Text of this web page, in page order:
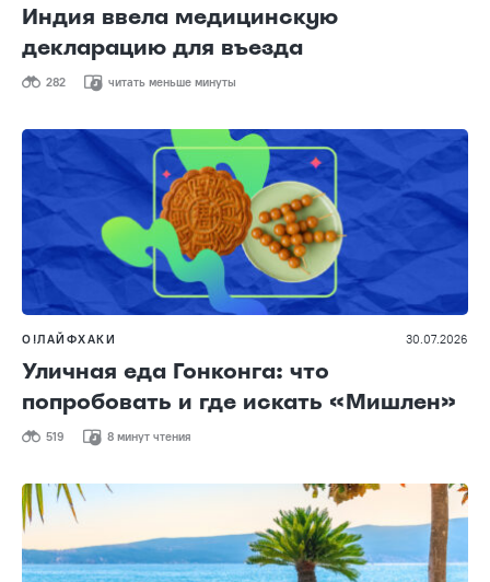
Индия ввела медицинскую
декларацию для въезда
282 читать меньше минуты
О!ЛАЙФХАКИ 30.07.2026
Уличная еда Гонконга: что
попробовать и где искать «Мишлен»
519 8 минут чтения